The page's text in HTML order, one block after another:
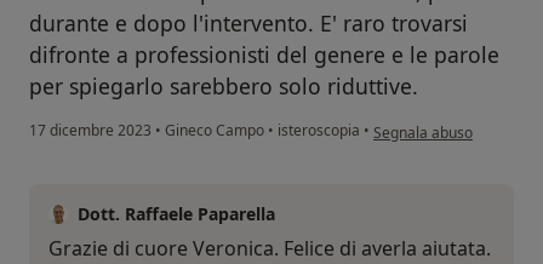
durante e dopo l'intervento. E' raro trovarsi
difronte a professionisti del genere e le parole
per spiegarlo sarebbero solo riduttive.
17 dicembre 2023 • Gineco Campo • isteroscopia • secondo l'opinione
Segnala abuso
Dott. Raffaele Paparella
Grazie di cuore Veronica. Felice di averla aiutata.